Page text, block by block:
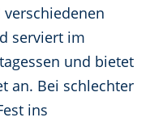
serviert im
und bietet
an. Bei schlechter
ins